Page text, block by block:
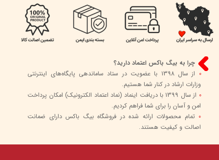
چرا به بیگ باکس اعتماد دارید؟
0
از سال 1398 با عضویت در ستاد ساماندهی پایگاه‌های اینترنتی
وزارات ارشاد در کنار شما هستیم.
0
از سال 1399 با دریافت اینماد (نماد اعتماد الکترونیک) امکان پرداخت
امن و آسان را برای شما فراهم کردیم.
0 تمام محصولات ارائه شده در فروشگاه بیگ باکس دارای ضمانت
اصالت و کیفیت هستند.